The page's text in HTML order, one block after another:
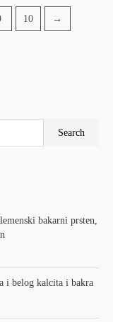
Search
bakarni prsten,
i belog kalcita i bakra
10 →